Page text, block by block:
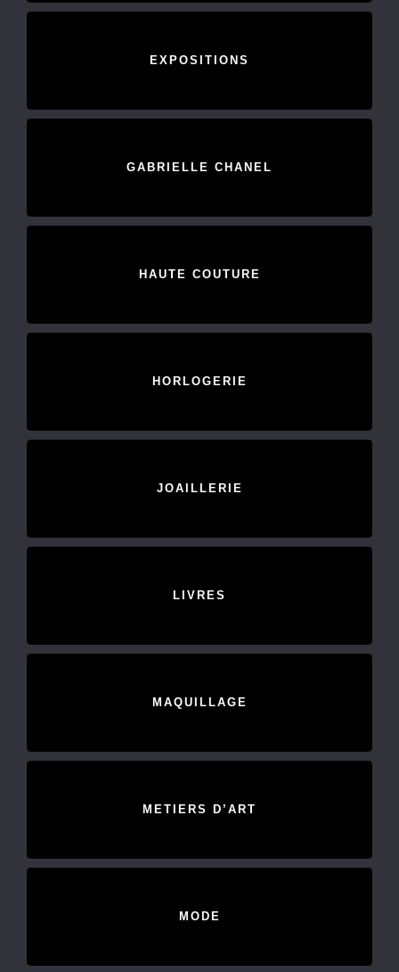
EXPOSITIONS
GABRIELLE CHANEL
HAUTE COUTURE
HORLOGERIE
JOAILLERIE
LIVRES
MAQUILLAGE
METIERS D’ART
MODE